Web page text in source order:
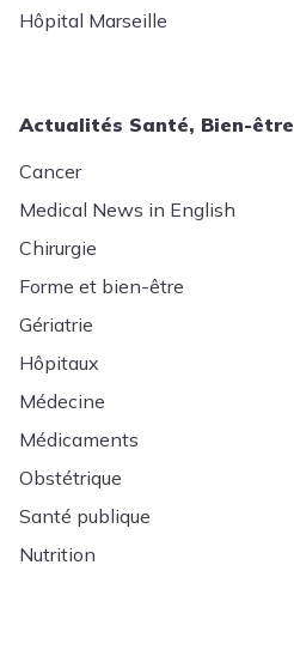
Hôpital Marseille
Actualités Santé, Bien-être
Cancer
Medical News in English
Chirurgie
Forme et bien-être
Gériatrie
Hôpitaux
Médecine
Médicaments
Obstétrique
Santé publique
Nutrition